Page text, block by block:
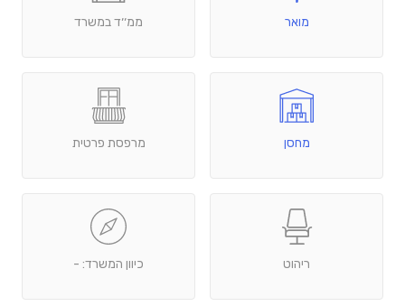
מואר ממ׳׳ד במשרד
מחסן מרפסת פרטית
ריהוט כיוון המשרד: -